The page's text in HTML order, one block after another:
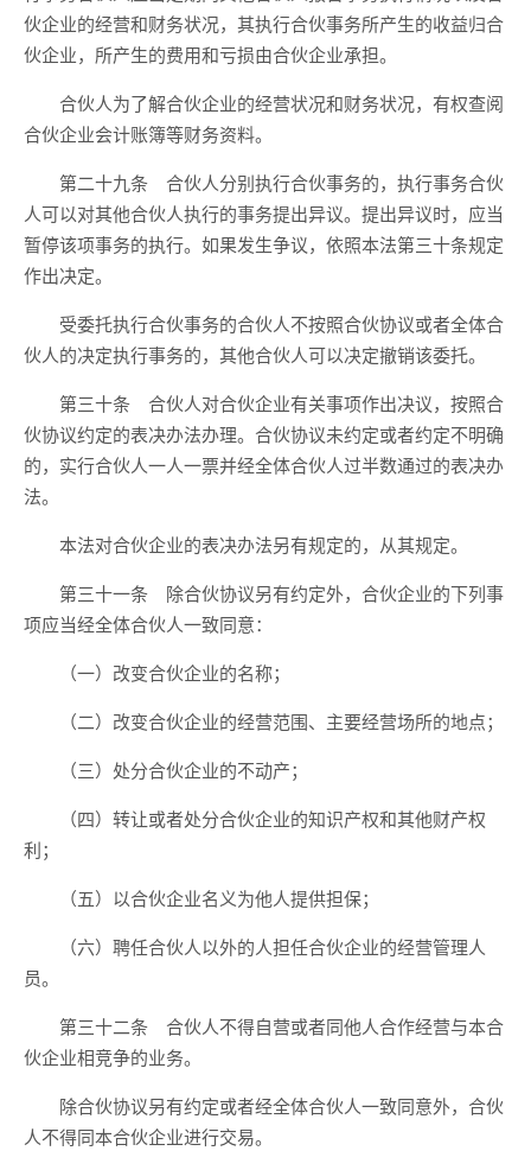
伙企业的经营和财务状况，其执行合伙事务所产生的收益归合
伙企业，所产生的费用和亏损由合伙企业承担。
合伙人为了解合伙企业的经营状况和财务状况，有权查阅
合伙企业会计账簿等财务资料。
第二十九条 合伙人分别执行合伙事务的，执行事务合伙
人可以对其他合伙人执行的事务提出异议。提出异议时，应当
暂停该项事务的执行。如果发生争议，依照本法第三十条规定
作出决定。
受委托执行合伙事务的合伙人不按照合伙协议或者全体合
伙人的决定执行事务的，其他合伙人可以决定撤销该委托。
第三十条 合伙人对合伙企业有关事项作出决议，按照合
伙协议约定的表决办法办理。合伙协议未约定或者约定不明确
的，实行合伙人一人一票并经全体合伙人过半数通过的表决办
法。
本法对合伙企业的表决办法另有规定的，从其规定。
第三十一条 除合伙协议另有约定外，合伙企业的下列事
项应当经全体合伙人一致同意：
（一）改变合伙企业的名称；
（二）改变合伙企业的经营范围、主要经营场所的地点；
（三）处分合伙企业的不动产；
（四）转让或者处分合伙企业的知识产权和其他财产权
利；
（五）以合伙企业名义为他人提供担保；
（六）聘任合伙人以外的人担任合伙企业的经营管理人
员。
第三十二条 合伙人不得自营或者同他人合作经营与本合
伙企业相竞争的业务。
除合伙协议另有约定或者经全体合伙人一致同意外，合伙
人不得同本合伙企业进行交易。